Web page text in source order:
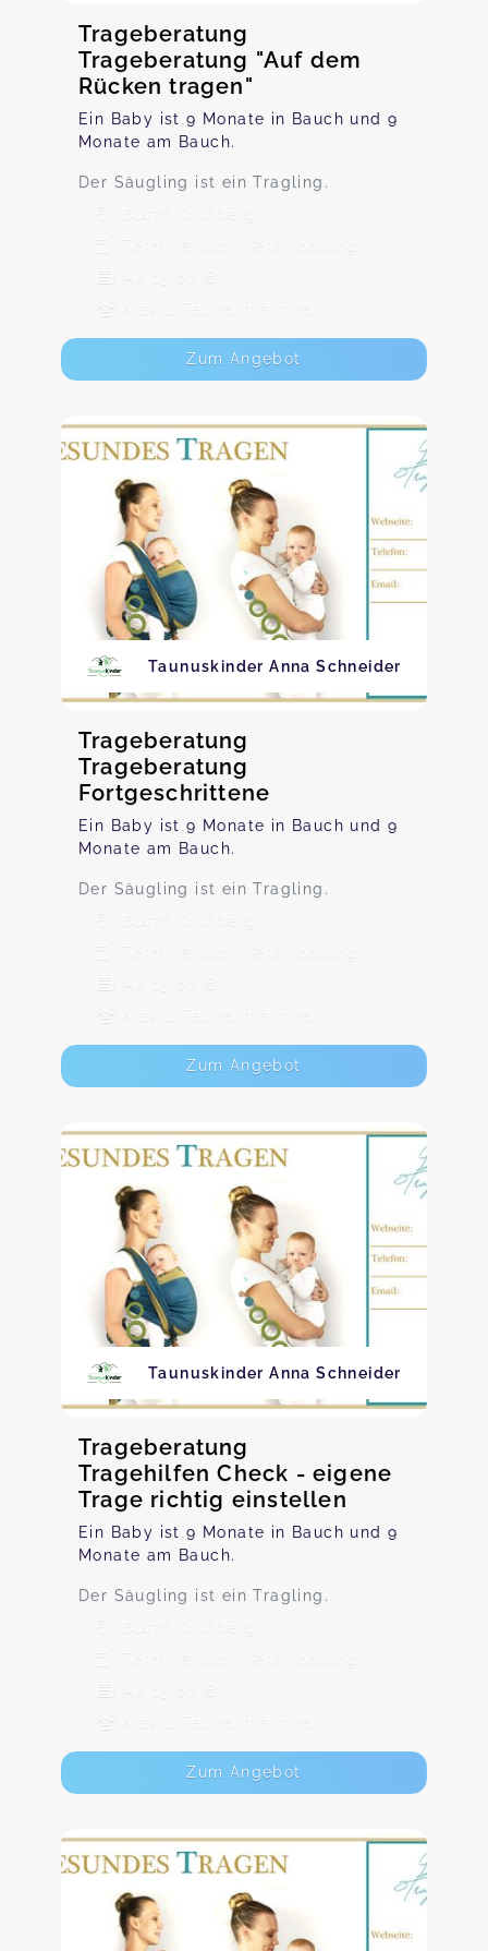
Trageberatung
Trageberatung "Auf dem
Rücken tragen"
Ein Baby ist 9 Monate in Bauch und 9
Monate am Bauch.
Der Säugling ist ein Tragling.
61476 Kronberg
Termine nach Vereinbarung
Ab 15,00 €
Max. 1 TeilnehmerInnen
Zum Angebot
Taunuskinder Anna Schneider
Trageberatung
Trageberatung
Fortgeschrittene
Ein Baby ist 9 Monate in Bauch und 9
Monate am Bauch.
Der Säugling ist ein Tragling.
61476 Kronberg
Termine nach Vereinbarung
Ab 15,00 €
Max. 1 TeilnehmerInnen
Zum Angebot
Taunuskinder Anna Schneider
Trageberatung
Tragehilfen Check - eigene
Trage richtig einstellen
Ein Baby ist 9 Monate in Bauch und 9
Monate am Bauch.
Der Säugling ist ein Tragling.
61476 Kronberg
Termine nach Vereinbarung
Ab 15,00 €
Max. 1 TeilnehmerInnen
Zum Angebot